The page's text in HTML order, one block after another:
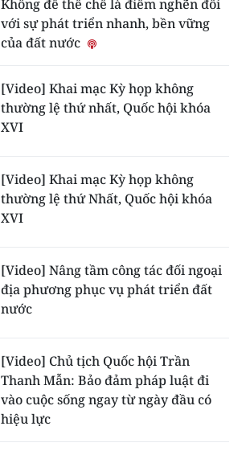
Không để thể chế là điểm nghẽn đối
với sự phát triển nhanh, bền vững
của đất nước
[Video] Khai mạc Kỳ họp không
thường lệ thứ nhất, Quốc hội khóa
XVI
[Video] Khai mạc Kỳ họp không
thường lệ thứ Nhất, Quốc hội khóa
XVI
[Video] Nâng tầm công tác đối ngoại
địa phương phục vụ phát triển đất
nước
[Video] Chủ tịch Quốc hội Trần
Thanh Mẫn: Bảo đảm pháp luật đi
vào cuộc sống ngay từ ngày đầu có
hiệu lực